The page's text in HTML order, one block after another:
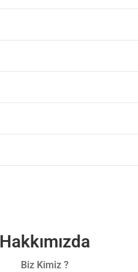
Hakkımızda
Biz Kimiz ?